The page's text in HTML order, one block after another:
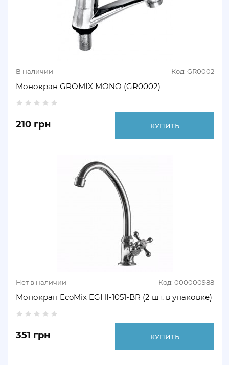
В наличии Код: GR0002
Монокран GROMIX MONO (GR0002)
210 грн КУПИТЬ
Нет в наличии Код: 000000988
Монокран EcoMix EGHI-1051-BR (2 шт. в упаковке)
351 грн КУПИТЬ